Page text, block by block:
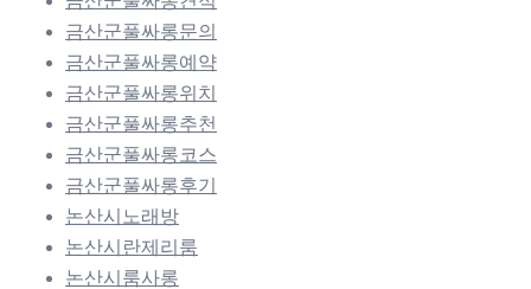
금산군풀싸롱문의
금산군풀싸롱예약
금산군풀싸롱위치
금산군풀싸롱추천
금산군풀싸롱코스
금산군풀싸롱후기
논산시노래방
논산시란제리룸
논산시룸사롱